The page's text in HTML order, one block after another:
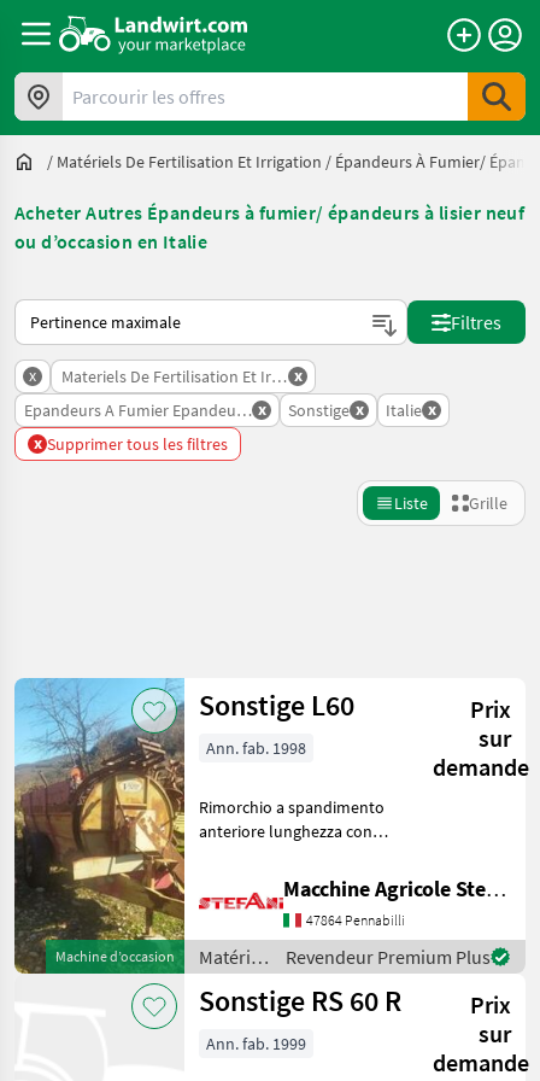
Parcourir les offres
/ Matériels De Fertilisation Et Irrigation / Épandeurs À Fumier/
Acheter Autres Épandeurs à fumier/ épandeurs à lisier neuf
ou d’occasion en Italie
Voici comment les annonces sont triées sur Landwirt.com
Filtres
x Materiels De Fertilisation Et Irrigation
x
Epandeurs A Fumier Epandeurs A Lisier
x Sonstige x Italie x
x Supprimer tous les filtres
Liste Grille
Catégorie 4 Pays Filtres
CHEMIN
ACTUEL
matériel
agricole
Materiels De
Fertilisation
Et Irrigation
Epandeurs
Réinitialiser
3
résultats
Machine d’occasion
Sonstige L60
Prix
sur
demande
Ann. fab. 1998
Rimorchio a spandimento
anteriore lunghezza con
massima 2180 mm tavole e
catenarie in buono stato,
funzionali alette per lo
spandimento in bu
Macchine Agricole Stefani Luciano
47864 Pennabilli
Matériels
de
fertilisation
irrigation
Revendeur Premium Plus
Sonstige RS 60 R
Prix
sur
demande
Ann. fab. 1999